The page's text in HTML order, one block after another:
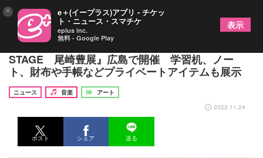
尾崎豊の実像に迫る展覧会『OZAKI30 LAST
STAGE 尾崎豊展』広島で開催 学習机、ノー
ト、財布や手帳などプライベートアイテムも展示
ニュース 音楽
アート
2022.11.24
ポスト シェア 送る
× e＋(イープラス)アプリ - チケッ
ト・ニュース・スマチケ
eplus inc.
無料 - Google Play
表示